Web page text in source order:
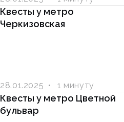
Квесты у метро
Черкизовская
28.01.2025 1 минуту
Квесты у метро Цветной
бульвар